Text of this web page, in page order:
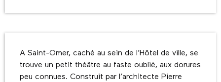
A Saint-Omer, caché au sein de l’Hôtel de ville, se
trouve un petit théâtre au faste oublié, aux dorures
peu connues. Construit par l’architecte Pierre